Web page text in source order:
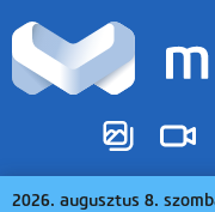
2026. augusztus 8.